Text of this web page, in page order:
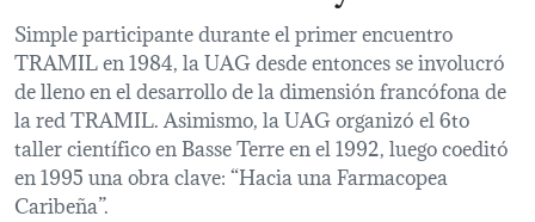
Simple participante durante el primer encuentro
TRAMIL en 1984, la UAG desde entonces se involucró
de lleno en el desarrollo de la dimensión francófona de
la red TRAMIL. Asimismo, la UAG organizó el 6to
taller científico en Basse Terre en el 1992, luego coeditó
en 1995 una obra clave: “Hacia una Farmacopea
Caribeña”.